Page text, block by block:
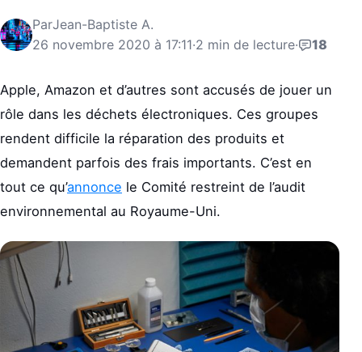
ParJean-Baptiste A.
26 novembre 2020 à 17:11·2 min de lecture· 18
Apple, Amazon et d’autres sont accusés de jouer un
rôle dans les déchets électroniques. Ces groupes
rendent difficile la réparation des produits et
demandent parfois des frais importants. C’est en
tout ce qu’annonce le Comité restreint de l’audit
environnemental au Royaume-Uni.